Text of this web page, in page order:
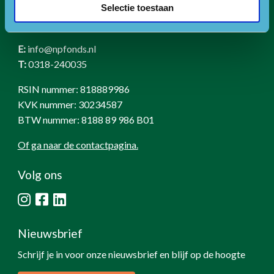
Selectie toestaan
E:info@npfonds.nl
T:0318-240035
RSIN nummer: 818889986
KVK nummer: 30234587
BTW nummer: 8188 89 986 B01
Of ga naar de contactpagina.
Volg ons
Nieuwsbrief
Schrijf je in voor onze nieuwsbrief en blijf op de hoogte